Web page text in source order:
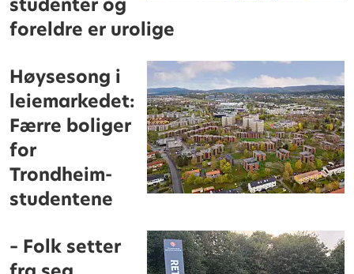
studenter og
foreldre er urolige
Høysesong i
leiemarkedet:
Færre boliger
for
Trondheim-
studentene
– Folk setter